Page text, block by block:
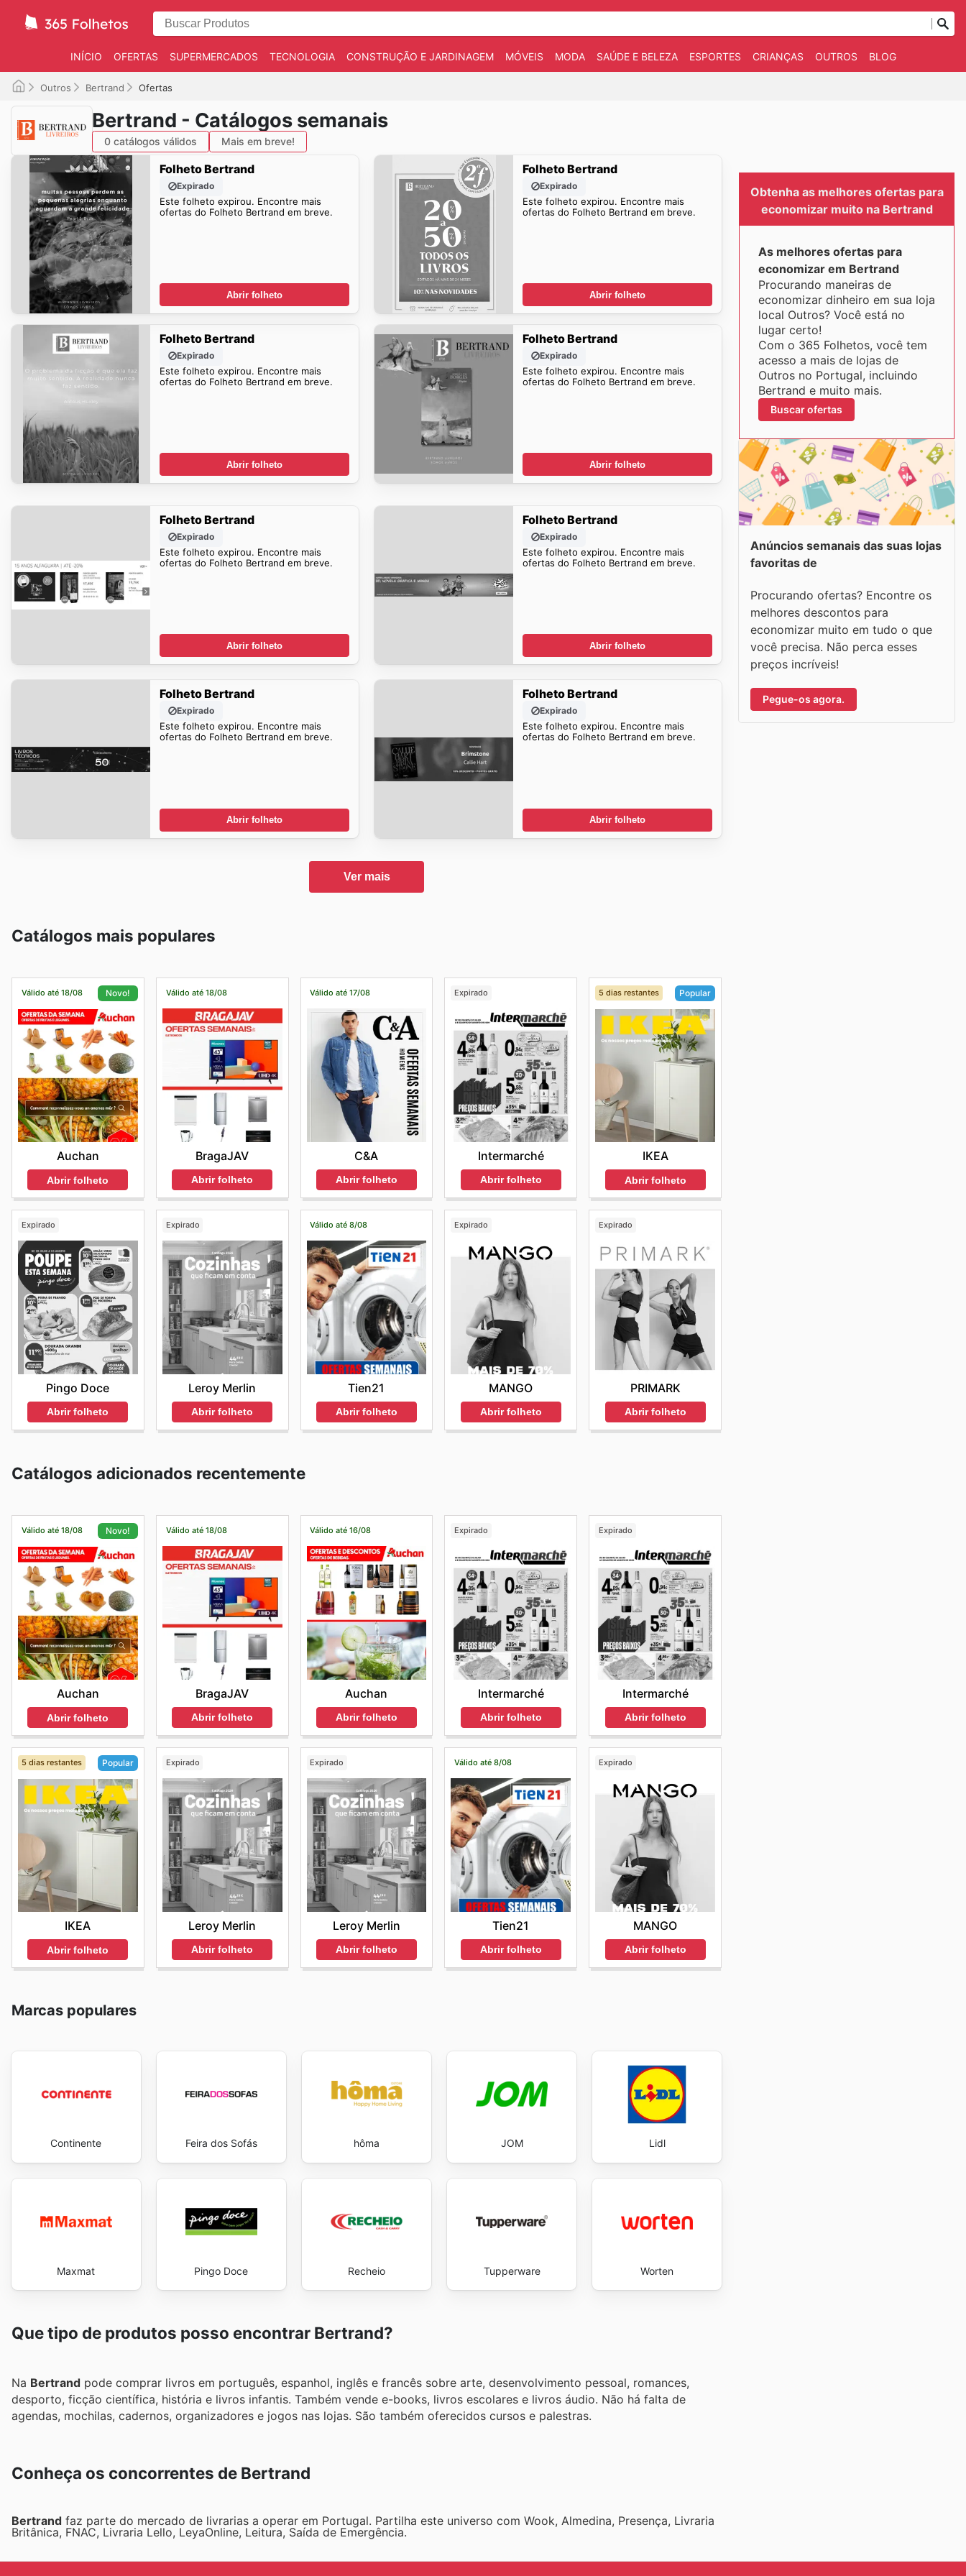
INÍCIO OFERTAS SUPERMERCADOS TECNOLOGIA CONSTRUÇÃO E JARDINAGEM MÓVEIS MODA SAÚDE E BELEZA ESPORTES CRIANÇAS OUTROS BLOG
Outros Bertrand Ofertas
Bertrand - Catálogos semanais
0 catálogos válidos Mais em breve!
Folheto Bertrand
Expirado
Este folheto expirou. Encontre mais
ofertas do Folheto Bertrand em breve.
Abrir folheto
Folheto Bertrand
Expirado
Este folheto expirou. Encontre mais
ofertas do Folheto Bertrand em breve.
Abrir folheto
Folheto Bertrand
Expirado
Este folheto expirou. Encontre mais
ofertas do Folheto Bertrand em breve.
Abrir folheto
Folheto Bertrand
Expirado
Este folheto expirou. Encontre mais
ofertas do Folheto Bertrand em breve.
Abrir folheto
Folheto Bertrand
Expirado
Este folheto expirou. Encontre mais
ofertas do Folheto Bertrand em breve.
Abrir folheto
Folheto Bertrand
Expirado
Este folheto expirou. Encontre mais
ofertas do Folheto Bertrand em breve.
Abrir folheto
Folheto Bertrand
Expirado
Este folheto expirou. Encontre mais
ofertas do Folheto Bertrand em breve.
Abrir folheto
Folheto Bertrand
Expirado
Este folheto expirou. Encontre mais
ofertas do Folheto Bertrand em breve.
Abrir folheto
Ver mais
Catálogos mais populares
Válido até 18/08 Novo!
Auchan
Abrir folheto
Válido até 18/08
BragaJAV
Abrir folheto
Válido até 17/08
C&A
Abrir folheto
Expirado
Intermarché
Abrir folheto
5 dias restantes Popular
IKEA
Abrir folheto
Expirado
Pingo Doce
Abrir folheto
Expirado
Leroy Merlin
Abrir folheto
Válido até 8/08
Tien21
Abrir folheto
Expirado
MANGO
Abrir folheto
Expirado
PRIMARK
Abrir folheto
Catálogos adicionados recentemente
Válido até 18/08 Novo!
Auchan
Abrir folheto
Válido até 18/08
BragaJAV
Abrir folheto
Válido até 16/08
Auchan
Abrir folheto
Expirado
Intermarché
Abrir folheto
Expirado
Intermarché
Abrir folheto
5 dias restantes Popular
IKEA
Abrir folheto
Expirado
Leroy Merlin
Abrir folheto
Expirado
Leroy Merlin
Abrir folheto
Válido até 8/08
Tien21
Abrir folheto
Expirado
MANGO
Abrir folheto
Marcas populares
Continente Feira dos Sofás hôma JOM Lidl
Maxmat Pingo Doce Recheio Tupperware Worten
Que tipo de produtos posso encontrar Bertrand?
Na Bertrand pode comprar livros em português, espanhol, inglês e francês sobre arte, desenvolvimento pessoal, romances,
desporto, ficção científica, história e livros infantis. Também vende e-books, livros escolares e livros áudio. Não há falta de
agendas, mochilas, cadernos, organizadores e jogos nas lojas. São também oferecidos cursos e palestras.
Conheça os concorrentes de Bertrand
Bertrand faz parte do mercado de livrarias a operar em Portugal. Partilha este universo com Wook, Almedina, Presença, Livraria
Britânica, FNAC, Livraria Lello, LeyaOnline, Leitura, Saída de Emergência.
Obtenha as melhores ofertas para
economizar muito na Bertrand
As melhores ofertas para
economizar em Bertrand
Procurando maneiras de
economizar dinheiro em sua loja
local Outros? Você está no
lugar certo!
Com o 365 Folhetos, você tem
acesso a mais de lojas de
Outros no Portugal, incluindo
Bertrand e muito mais.
Buscar ofertas
Anúncios semanais das suas lojas
favoritas de
Procurando ofertas? Encontre os
melhores descontos para
economizar muito em tudo o que
você precisa. Não perca esses
preços incríveis!
Pegue-os agora.